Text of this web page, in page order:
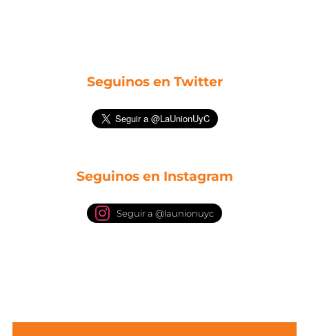
Seguinos en Twitter
Seguinos en Instagram
Seguir a @launionuyc